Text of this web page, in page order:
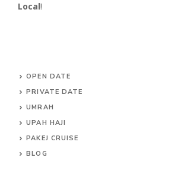
Local!
OPEN DATE
PRIVATE DATE
UMRAH
UPAH HAJI
PAKEJ CRUISE
BLOG